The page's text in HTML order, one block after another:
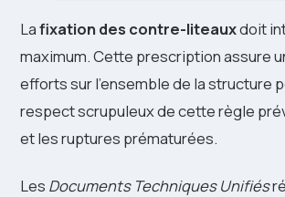
Lafixation des contre-liteauxdoit
maximum. Cette prescription assure
efforts sur l’ensemble de la structure
respect scrupuleux de cette règle
et les ruptures prématurées.
Les Documents Techniques Unifiés